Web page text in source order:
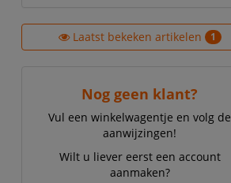
Laatst bekeken artikelen 1
Nog geen klant?
Vul een winkelwagentje en volg de
aanwijzingen!
Wilt u liever eerst een account
aanmaken?